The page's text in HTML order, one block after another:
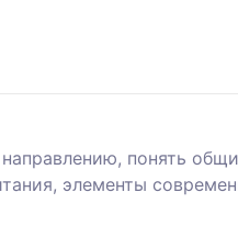
понять
элементы